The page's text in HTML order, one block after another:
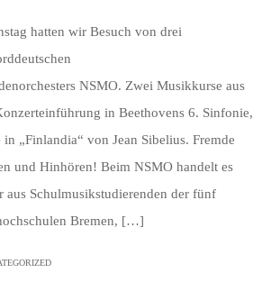
hatten wir Besuch von drei
NSMO. Zwei Musikkurse aus
in Beethovens 6. Sinfonie,
in „Finlandia“ von Jean Sibelius. Fremde
und Hinhören! Beim NSMO handelt es
aus Schulmusikstudierenden der fünf
Bremen, […]